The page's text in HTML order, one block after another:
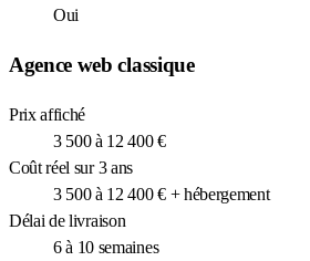
Oui
Agence web classique
Prix affiché
3 500 à 12 400 €
Coût réel sur 3 ans
3 500 à 12 400 € + hébergement
Délai de livraison
6 à 10 semaines